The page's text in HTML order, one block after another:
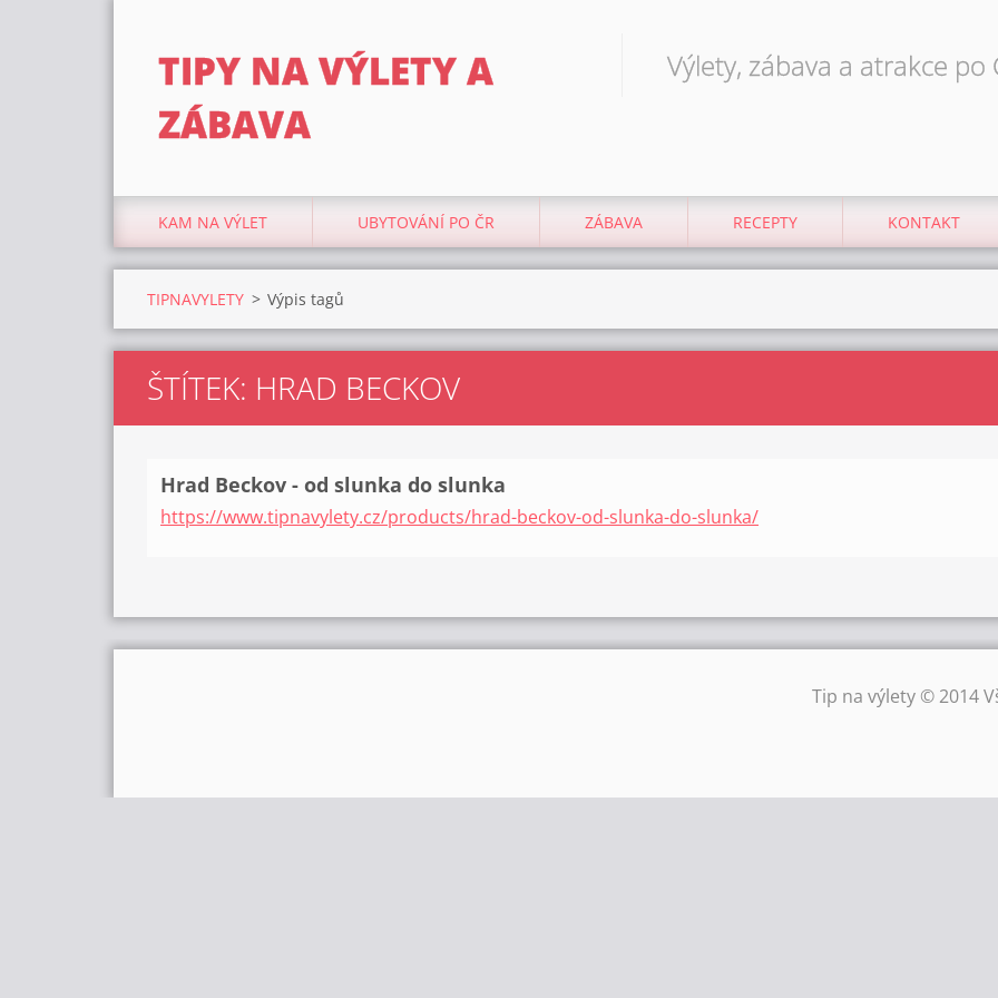
TIPY NA VÝLETY A
ZÁBAVA
Výlety, zábava a atrakce po
KAM NA VÝLET UBYTOVÁNÍ PO ČR ZÁBAVA RECEPTY KONTAKT
TIPNAVYLETY > Výpis tagů
ŠTÍTEK: HRAD BECKOV
Hrad Beckov - od slunka do slunka
https://www.tipnavylety.cz/products/hrad-beckov-od-slunka-do-slunka/
Tip na výlety © 2014